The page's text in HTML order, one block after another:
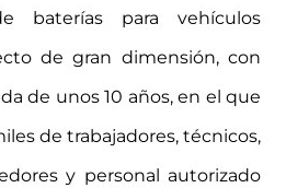
baterías para vehículos
de gran dimensión, con
de unos 10 años, en el que
de trabajadores, técnicos,
y personal autorizado